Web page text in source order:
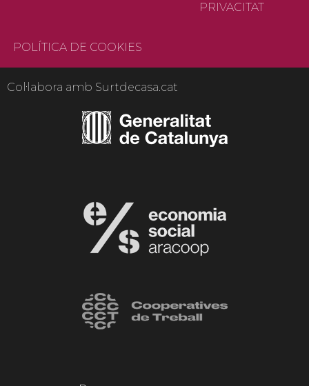
PRIVACITAT
POLÍTICA DE COOKIES
Col·labora amb Surtdecasa.cat